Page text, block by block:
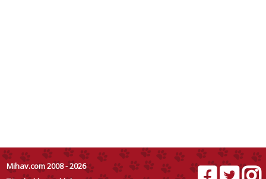
Mihav.com 2008 - 2026